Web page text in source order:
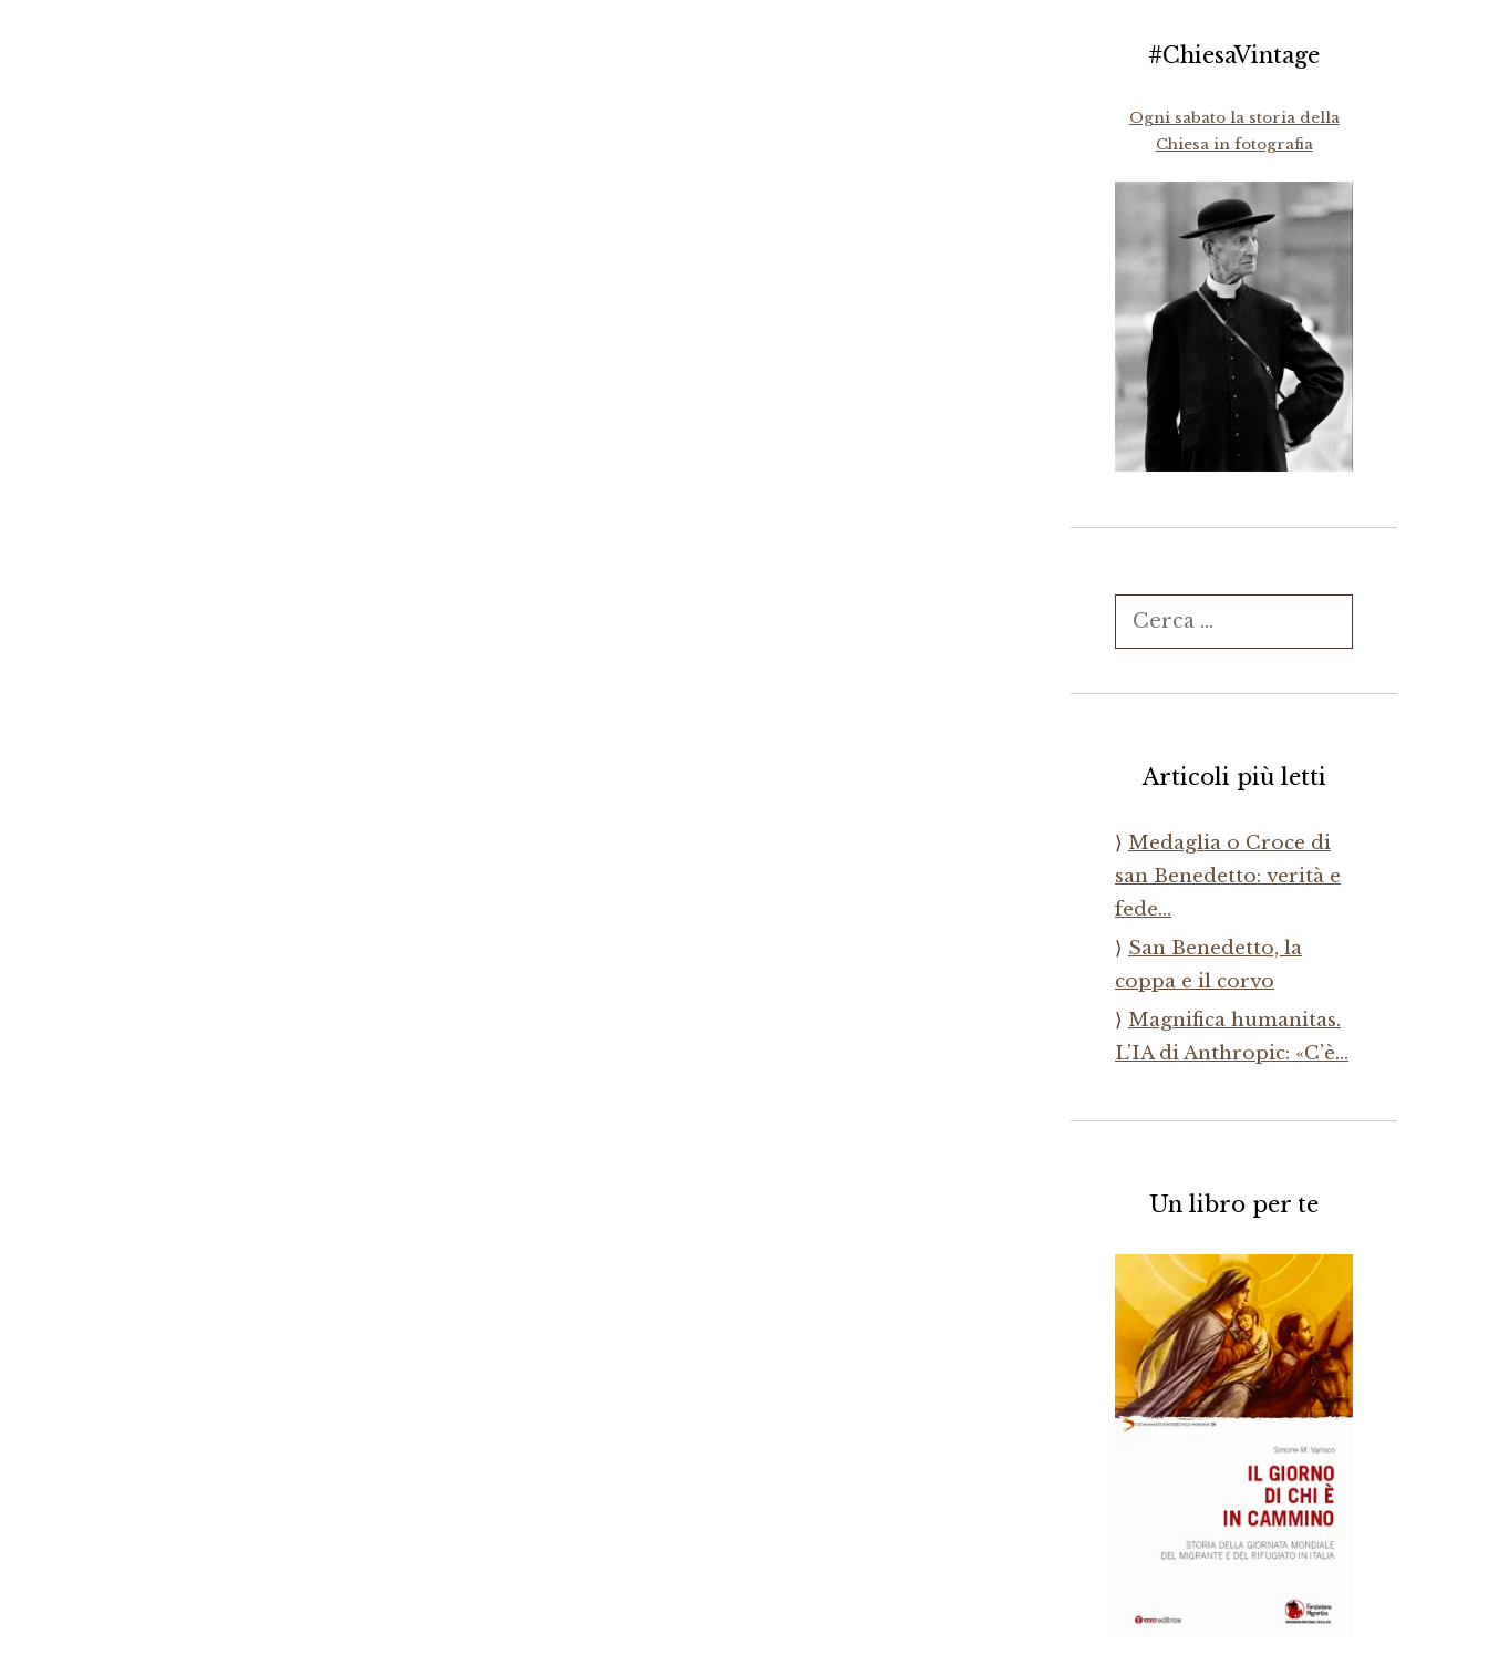
#ChiesaVintage
Ogni sabato la storia della
Chiesa in fotografia
Ricerca
per:
Articoli più letti
Medaglia o Croce di
san Benedetto: verità e
fede…
San Benedetto, la
coppa e il corvo
Magnifica humanitas.
L’IA di Anthropic: «C’è…
Un libro per te